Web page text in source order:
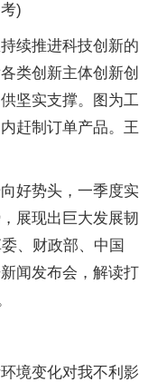
)
续推进科技创新的
类创新主体创新创
坚实支撑。图为工
赶制订单产品。王
好势头，一季度实
展现出巨大发展韧
、财政部、中国
闻发布会，解读打
境变化对我不利影